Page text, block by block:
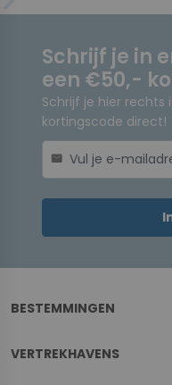
Schrijf je in
een €50,-
Schrijf je hier rechts
kortingscode direct!
mail
BESTEMMINGEN
VERTREKHAVENS